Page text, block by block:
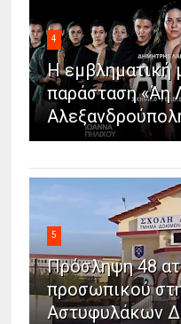
4
Η εμβληματική
παράσταση «Άη
5
Πρόσληψη 48
προσωπικού
Αστυφυλάκων